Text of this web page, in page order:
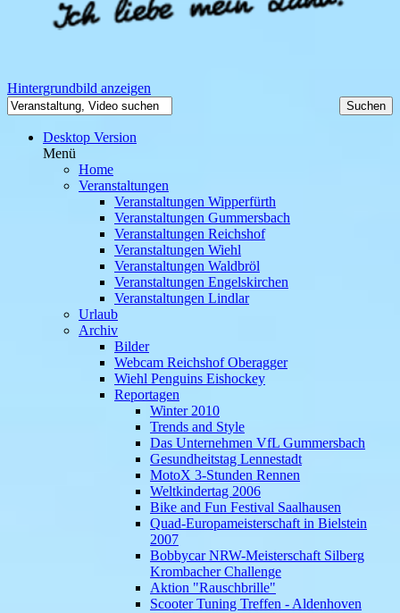
Hintergrundbild anzeigen
Desktop Version
Menü
Home
Veranstaltungen
Veranstaltungen Wipperfürth
Veranstaltungen Gummersbach
Veranstaltungen Reichshof
Veranstaltungen Wiehl
Veranstaltungen Waldbröl
Veranstaltungen Engelskirchen
Veranstaltungen Lindlar
Urlaub
Archiv
Bilder
Webcam Reichshof Oberagger
Wiehl Penguins Eishockey
Reportagen
Winter 2010
Trends and Style
Das Unternehmen VfL Gummersbach
Gesundheitstag Lennestadt
MotoX 3-Stunden Rennen
Weltkindertag 2006
Bike and Fun Festival Saalhausen
Quad-Europameisterschaft in Bielstein
2007
Bobbycar NRW-Meisterschaft Silberg
Krombacher Challenge
Aktion "Rauschbrille"
Scooter Tuning Treffen - Aldenhoven